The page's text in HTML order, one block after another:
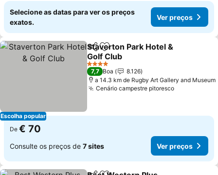
Selecione as datas para ver os preços
exatos.
Ver preços
Escolha popular
PartilharAdicionar aos favoritos
Staverton Park Hotel &
Golf Club
Ver preços
4 Estrelas
7,7 Boa
8.126
a 14.3 km de Rugby Art Gallery and Museum
Cenário campestre pitorescoVer preços
De € 70
Consulte os preços de 7 sites Ver preços